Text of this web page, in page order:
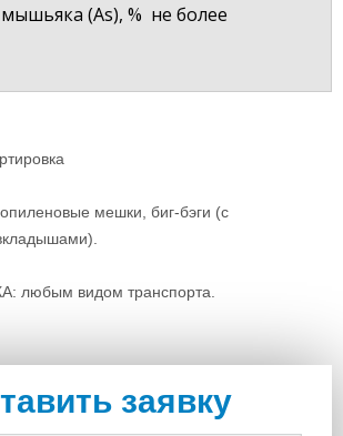
заявку
(As), % не более
мешки, биг-бэги (с
любым видом транспорта.